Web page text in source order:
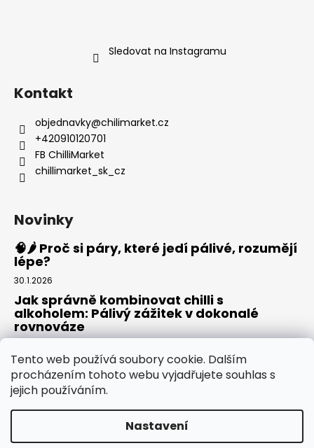
Tento web používá soubory cookie. Dalším
procházením tohoto webu vyjadřujete souhlas s
jejich používáním.
Nastavení
Sledovat na Instagramu
Kontakt
objednavky@chilimarket.cz
+420910120701
FB ChilliMarket
chillimarket_sk_cz
Novinky
🧠🌶️ Proč si páry, které jedí pálivé, rozumějí
lépe?
30.1.2026
Jak správně kombinovat chilli s
alkoholem: Pálivý zážitek v dokonalé
rovnováze
Rajská omáčka: Domácí základ pro pizzu,
těstoviny i omáčky
30.7.2025